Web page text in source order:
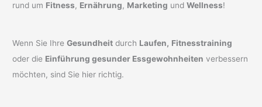
rund um Fitness, Ernährung, Marketing undWellness!
Wenn Sie IhreGesundheit durch Laufen, Fitnesstraining
oder die Einführung gesunder Essgewohnheiten verbessern
möchten, sind Sie hier richtig.